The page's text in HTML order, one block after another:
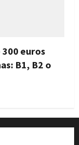
euros
B1, B2 o